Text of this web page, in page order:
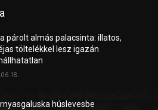
párolt almás palacsinta: illatos,
töltelékkel lesz igazán
húslevesbe